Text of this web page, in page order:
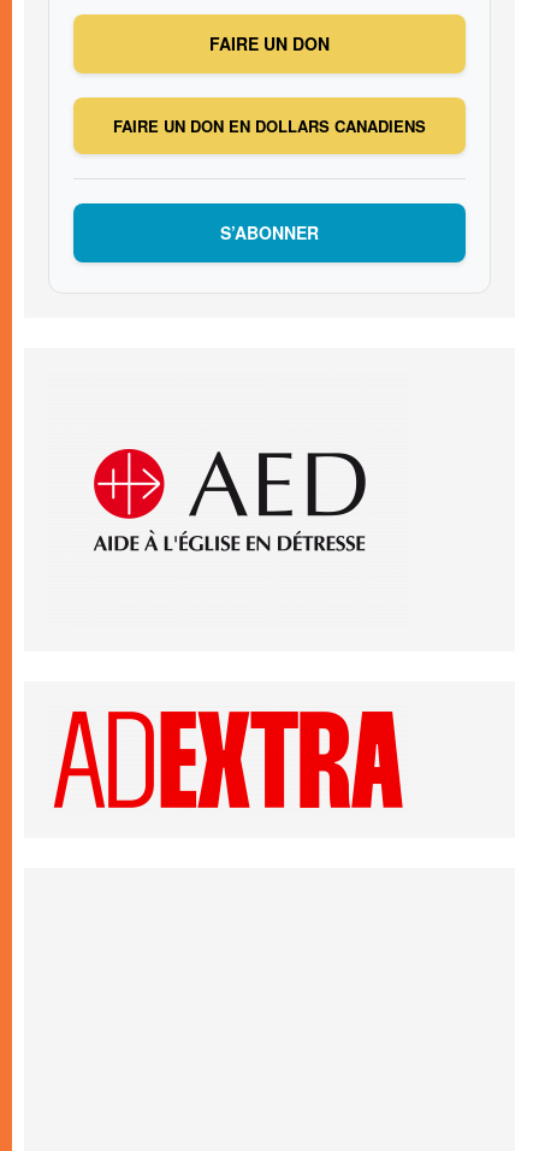
FAIRE UN DON
FAIRE UN DON EN DOLLARS CANADIENS
S’ABONNER